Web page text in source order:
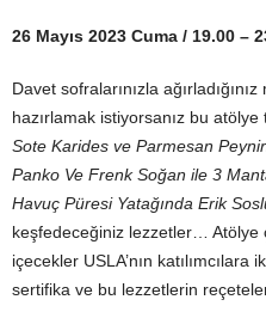
26 Mayıs 2023 Cuma / 19.00 –
Davet sofralarınızla
hazırlamak istiyorsanız bu
Sote Karides ve Parmesan
Panko Ve Frenk Soğan ile 3
Havuç Püresi Yatağında Erik
keşfedeceğiniz lezzetler… Atölye
içecekler USLA’nın
sertifika ve bu lezzetlerin